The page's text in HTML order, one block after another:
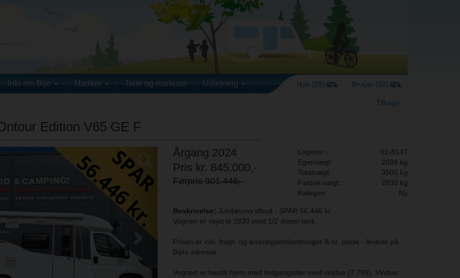
Info om Bijé Mærker Telte og markiser Udlejning Nye (29) Brugte (32)
Tilbage
Edition V65 GE F
Årgang 2024
Pris kr. 845.000,-
Førpris 901.446,-
Lagernr.:
01-8147
Egenvægt:
2889 kg
Totalvægt:
3500 kg
Faktisk vægt:
2830 kg
Kategori:
Ny
Beskrivelse: Jubilæums tilbud - SPAR 56.446 kr.
Vognen er vejet til 2830 med 1/2 diesel tank.
Prisen er inkl. fragt- og leveringsomkostninger & nr. plade - leveret på
Bijés adresse.
Vognen er bestilt hjem med Indgangsdør med vindue (7.799), Vindue